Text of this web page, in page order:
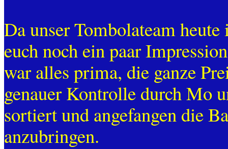
Da unser Tombolateam
euch noch ein paar
war alles prima, die ganze
genauer Kontrolle durch Mo
sortiert und angefangen die
anzubringen.